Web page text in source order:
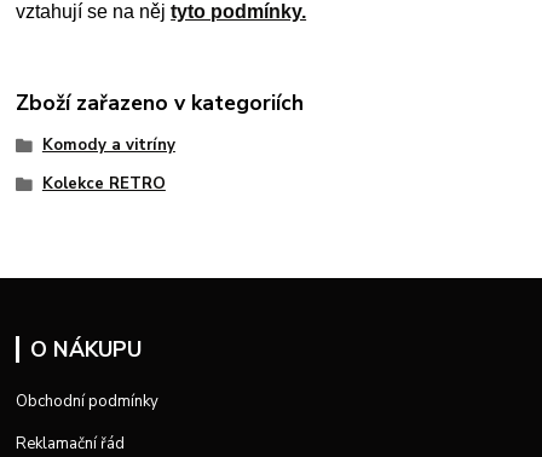
vztahují se na nějtyto podmínky.
Zboží zařazeno v kategoriích
Komody a vitríny
Kolekce RETRO
O NÁKUPU
Obchodní podmínky
Reklamační řád